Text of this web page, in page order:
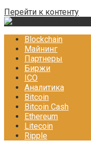
Перейти к контенту
Blockchain
Майнинг
Партнеры
Биржи
ICO
Аналитика
Bitcoin
Bitcoin Cash
Ethereum
Litecoin
Ripple